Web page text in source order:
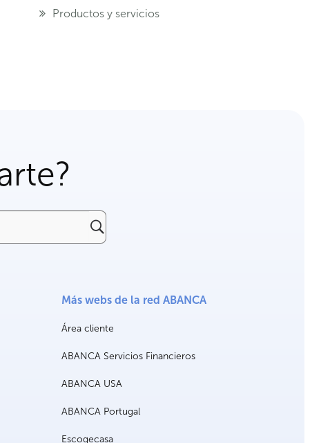
Productos y servicios
Más webs de la red ABANCA
Área cliente
ABANCA Servicios Financieros
ABANCA USA
ABANCA Portugal
Escogecasa